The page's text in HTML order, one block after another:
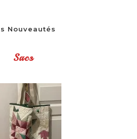
Nouveautés
Sacs